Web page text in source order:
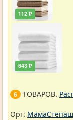
112 ₽
643 ₽
6 ТОВАРОВ.
Орг: